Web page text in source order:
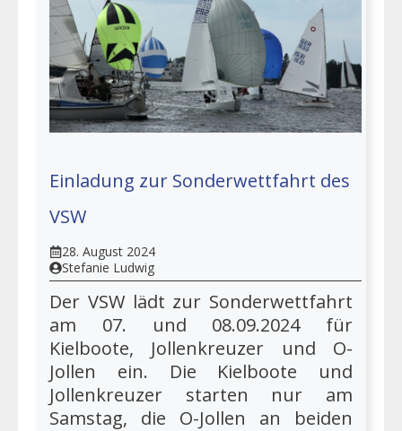
Einladung zur Sonderwettfahrt des
VSW
28. August 2024
Stefanie Ludwig
Der VSW lädt zur Sonderwettfahrt
am 07. und 08.09.2024 für
Kielboote, Jollenkreuzer und O-
Jollen ein. Die Kielboote und
Jollenkreuzer starten nur am
Samstag, die O-Jollen an beiden